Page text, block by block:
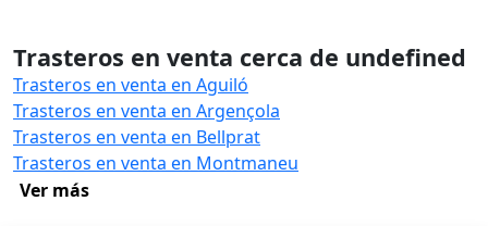
Trasteros en venta cerca de undefined
Trasteros en venta en Aguiló
Trasteros en venta en Argençola
Trasteros en venta en Bellprat
Trasteros en venta en Montmaneu
Ver más